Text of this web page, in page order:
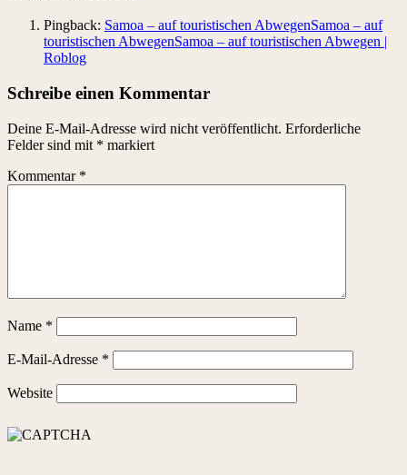
Pingback: Samoa – auf touristischen AbwegenSamoa – auf
touristischen AbwegenSamoa – auf touristischen Abwegen |
Roblog
Schreibe einen Kommentar
Deine E-Mail-Adresse wird nicht veröffentlicht. Erforderliche
Felder sind mit * markiert
Kommentar *
Name *
E-Mail-Adresse *
Website